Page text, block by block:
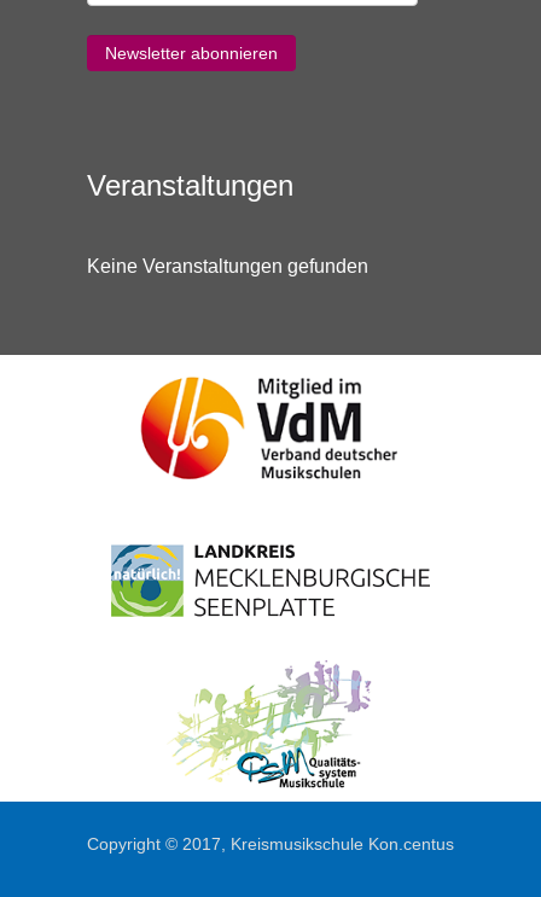
Veranstaltungen
Keine Veranstaltungen gefunden
Copyright © 2017, Kreismusikschule Kon.centus